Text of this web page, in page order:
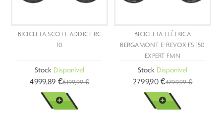
SCOTT ADDICT RC
Disponível
6199,99 €
BICICLETA ELÉTRICA
BERGAMONT E-REVOX FS 150
EXPERT FMN
Disponível
4799,99 €